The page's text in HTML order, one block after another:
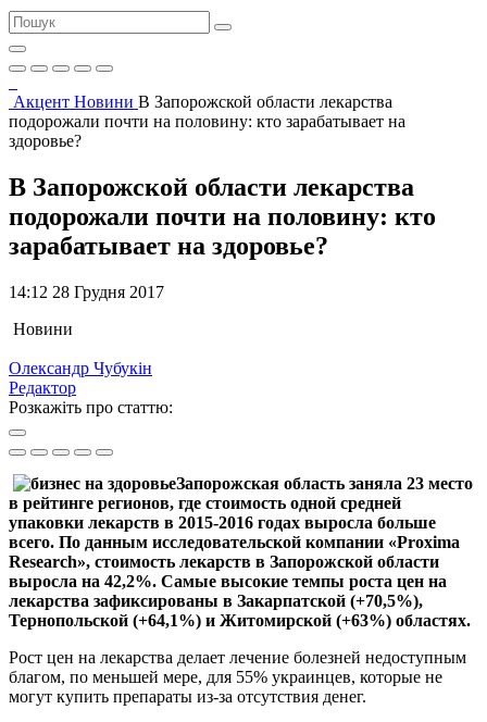
Акцент Новини В Запорожской области лекарства
подорожали почти на половину: кто зарабатывает на
здоровье?
В Запорожской области лекарства
подорожали почти на половину: кто
зарабатывает на здоровье?
14:12 28 Грудня 2017
Новини
Олександр Чубукін
Редактор
Розкажіть про статтю:
Запорожская область заняла 23 место
в рейтинге регионов, где стоимость одной средней
упаковки лекарств в 2015-2016 годах выросла больше
всего. По данным исследовательской компании «Proxima
Research», стоимость лекарств в Запорожской области
выросла на 42,2%. Самые высокие темпы роста цен на
лекарства зафиксированы в Закарпатской (+70,5%),
Тернопольской (+64,1%) и Житомирской (+63%) областях.
Рост цен на лекарства делает лечение болезней недоступным
благом, по меньшей мере, для 55% украинцев, которые не
могут купить препараты из-за отсутствия денег.